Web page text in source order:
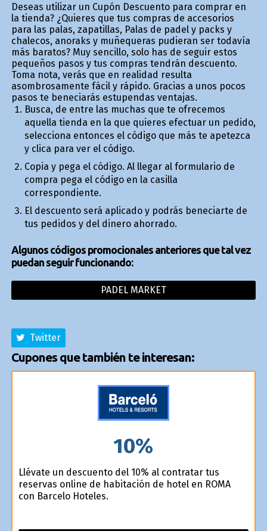
Deseas utilizar un Cupón Descuento para comprar en
la tienda? ¿Quieres que tus compras de accesorios
para las palas, zapatillas, Palas de padel y packs y
chalecos, anoraks y muñequeras pudieran ser todavía
más baratos? Muy sencillo, solo has de seguir estos
pequeños pasos y tus compras tendrán descuento.
Toma nota, verás que en realidad resulta
asombrosamente fácil y rápido. Gracias a unos pocos
pasos te beneficiarás estupendas ventajas.
Busca, de entre las muchas que te ofrecemos
aquella tienda en la que quieres efectuar un pedido,
selecciona entonces el código que más te apetezca
y clica para ver el código.
Copia y pega el código. Al llegar al formulario de
compra pega el código en la casilla
correspondiente.
El descuento será aplicado y podrás beneficiarte de
tus pedidos y del dinero ahorrado.
Algunos códigos promocionales anteriores que tal vez
puedan seguir funcionando:
PADEL MARKET
Twitter
Cupones que también te interesan:
10%
Llévate un descuento del 10% al contratar tus
reservas online de habitación de hotel en ROMA
con Barcelo Hoteles.